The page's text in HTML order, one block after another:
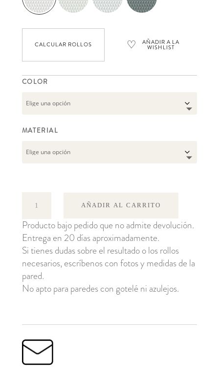
CALCULAR ROLLOS ♡ AÑADIR A LA
WISHLIST
COLOR
MATERIAL
Trapez
cantidad
AÑADIR AL CARRITO
Producto bajo pedido que no admite devolución.
Entrega en 20 días aproximadamente.
Si tienes dudas sobre el resultado o los rollos
necesarios, escríbenos con fotos y medidas de la
pared.
No apto para paredes con gotelé ni azulejos.